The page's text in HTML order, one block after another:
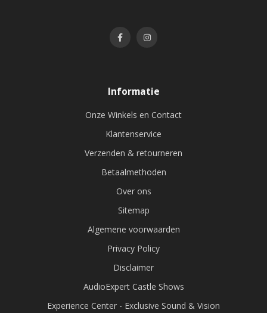
Informatie
Onze Winkels en Contact
Klantenservice
Verzenden & retourneren
Betaalmethoden
Over ons
Sitemap
Algemene voorwaarden
Privacy Policy
Disclaimer
AudioExpert Castle Shows
Experience Center - Exclusive Sound & Vision